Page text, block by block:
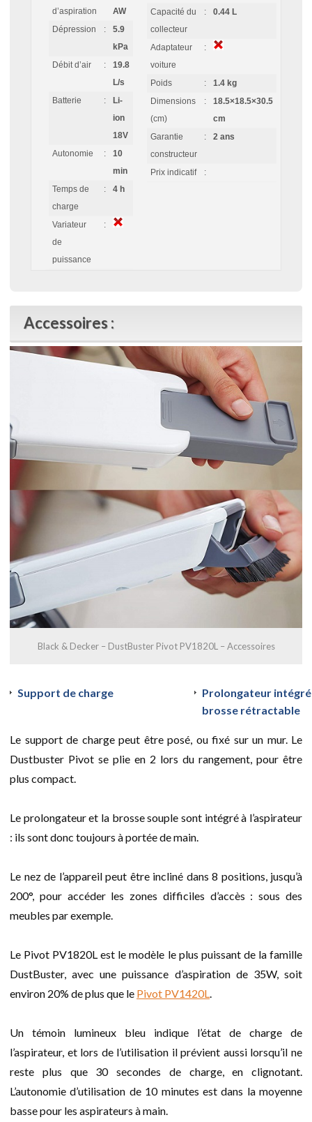
d’aspiration
AW
Dépression
:
5.9
kPa
Débit d’air
:
19.8
L/s
Batterie
:
Li-
ion
18V
Autonomie
:
10
min
Temps de
charge
: 4 h
Variateur
de
puissance
:
Capacité du
collecteur
: 0.44 L
Adaptateur
voiture
:
Poids :
1.4 kg
Dimensions
(cm)
:
18.5×18.5×30.5
cm
Garantie
constructeur
: 2 ans
Prix indicatif :
Accessoires :
Black & Decker – DustBuster Pivot PV1820L – Accessoires
Support de charge
Prolongateur
brosse rétractable
Le support de charge peut être posé, ou fixé sur un mur. Le
Dustbuster Pivot se plie en 2 lors du rangement, pour être
plus compact.
Le prolongateur et la brosse souple sont intégré à l’aspirateur
: ils sont donc toujours à portée de main.
Le nez de l’appareil peut être incliné dans 8 positions, jusqu’à
200°, pour accéder les zones difficiles d’accès : sous des
meubles par exemple.
Le Pivot PV1820L est le modèle le plus puissant de la famille
DustBuster, avec une puissance d’aspiration de 35W, soit
environ 20% de plus que le Pivot PV1420L
Un témoin lumineux bleu indique l’état de charge de
l’aspirateur, et lors de l’utilisation il prévient aussi lorsqu’il ne
reste plus que 30 secondes de charge, en clignotant.
L’autonomie d’utilisation de 10 minutes est dans la moyenne
basse pour les aspirateurs à main.